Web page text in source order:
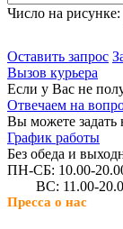
Число на рисунке:
Оставить запрос
Вызов курьера
Если у Вас не
Отвечаем на
Вы можете задать
График работы
Без обеда и
ПН-СБ: 10.00-
ВС: 11.00-
Пресса о нас